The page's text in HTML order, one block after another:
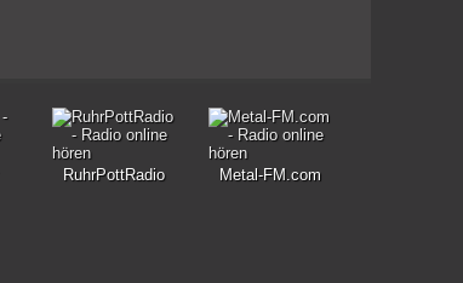
RuhrPottRadio Metal-FM.com